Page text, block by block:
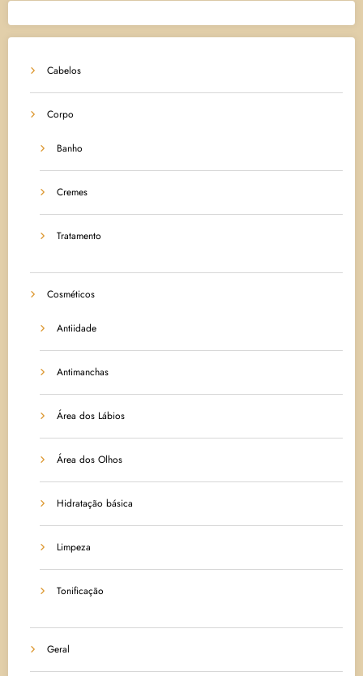
Cabelos
Corpo
Banho
Cremes
Tratamento
Cosméticos
Antiidade
Antimanchas
Área dos Lábios
Área dos Olhos
Hidratação básica
Limpeza
Tonificação
Geral